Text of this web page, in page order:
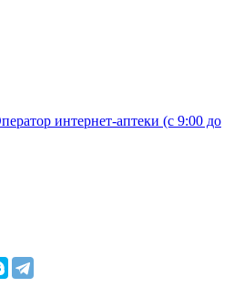
интернет-аптеки (с 9:00 до